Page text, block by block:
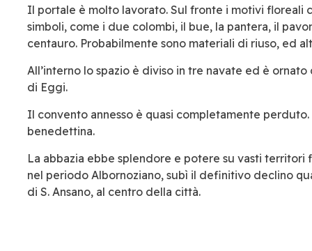
Il portale è molto lavorato. Sul fronte i motivi floreali
simboli, come i due colombi, il bue, la pantera, il
centauro. Probabilmente sono materiali di riuso, ed
All’interno lo spazio è diviso in tre navate ed è
di Eggi.
Il convento annesso è quasi completamente
benedettina.
La abbazia ebbe splendore e potere su vasti territori
nel periodo Albornoziano, subì il definitivo declino
di S. Ansano, al centro della città.